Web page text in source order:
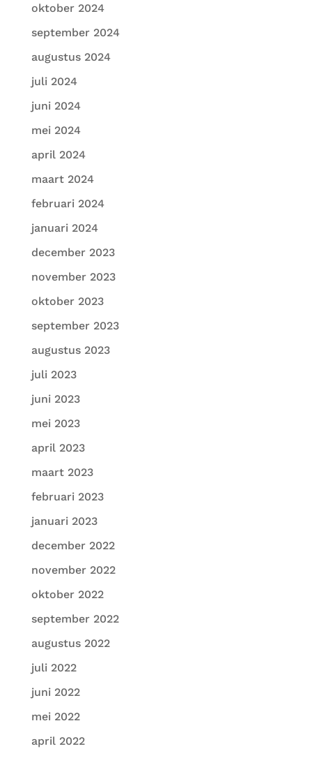
oktober 2024
september 2024
augustus 2024
juli 2024
juni 2024
mei 2024
april 2024
maart 2024
februari 2024
januari 2024
december 2023
november 2023
oktober 2023
september 2023
augustus 2023
juli 2023
juni 2023
mei 2023
april 2023
maart 2023
februari 2023
januari 2023
december 2022
november 2022
oktober 2022
september 2022
augustus 2022
juli 2022
juni 2022
mei 2022
april 2022